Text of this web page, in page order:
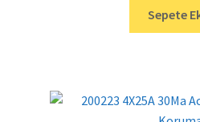
Sepete